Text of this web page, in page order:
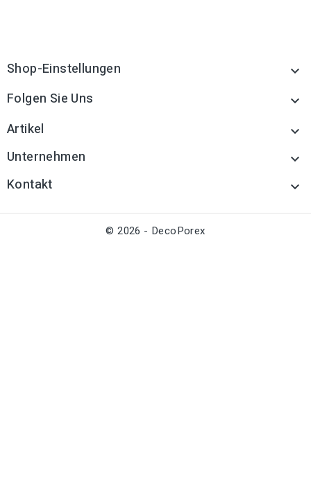
Shop-Einstellungen 
Folgen Sie Uns 
Artikel 
Unternehmen 
Kontakt 
© 2026 - DecoPorex